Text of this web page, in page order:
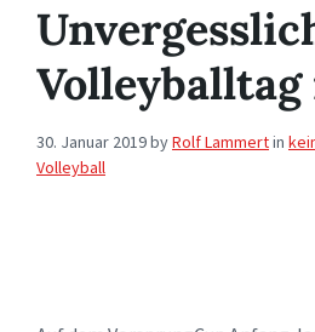
30. Januar 2019byRolf Lammertin
Volleyball